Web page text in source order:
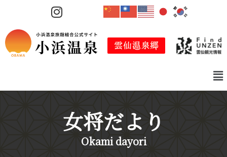
テ
ン
ス
女将だより
Okami dayori